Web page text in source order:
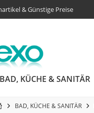
& Günstige Preise
BAD, KÜCHE & SANITÄR
BAD, KÜCHE & SANITÄR